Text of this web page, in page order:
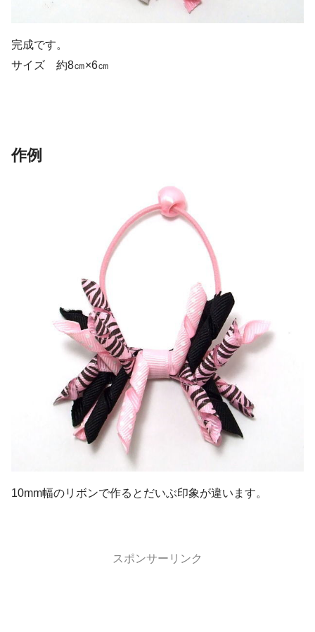
完成です。
サイズ 約8㎝×6㎝
作例
10mm幅のリボンで作るとだいぶ印象が違います。
スポンサーリンク